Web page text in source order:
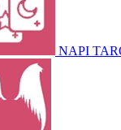
NAPI